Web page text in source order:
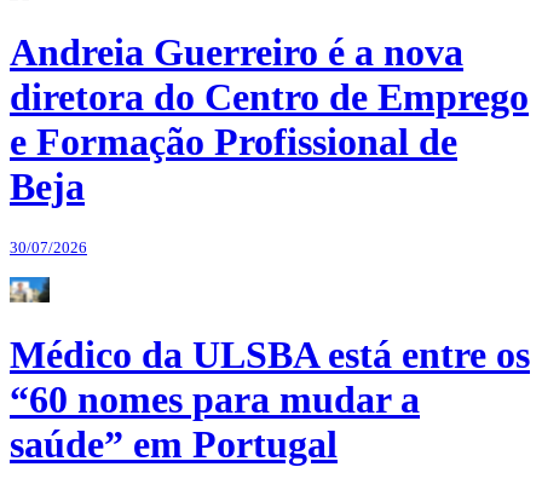
Andreia Guerreiro é a nova
diretora do Centro de Emprego
e Formação Profissional de
Beja
30/07/2026
Médico da ULSBA está entre os
“60 nomes para mudar a
saúde” em Portugal